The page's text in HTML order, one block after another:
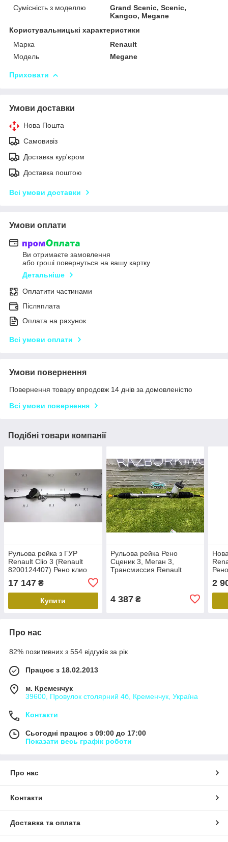
Сумісність з моделлю
Grand Scenic, Scenic,
Kangoo, Megane
Користувальницькі характеристики
Марка
Renault
Модель
Megane
Приховати
Умови доставки
Нова Пошта
Самовивіз
Доставка кур'єром
Доставка поштою
Всі умови доставки
Умови оплати
Ви отримаєте замовлення
або гроші повернуться на вашу картку
Детальніше
Оплатити частинами
Післяплата
Оплата на рахунок
Всі умови оплати
Умови повернення
Повернення товару впродовж 14 днів за домовленістю
Всі умови повернення
Подібні товари компанії
Рульова рейка з ГУР
Renault Clio 3 (Renault
8200124407) Рено клио
17 147 ₴
Купити
Рульова рейка Рено
Сценик 3, Меган 3,
Трансмиссия Renault
4 387₴
2
Про нас
82% позитивних з 554 відгуків за рік
Працює з 18.02.2013
м. Кременчук
39600, Провулок столярний 4б, Кременчук, Україна
Контакти
Сьогодні працює з 09:00 до 17:00
Показати весь графік роботи
Про нас
Контакти
Доставка та оплата